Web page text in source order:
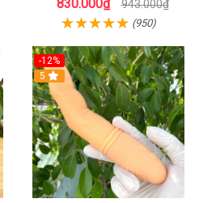
830.000₫ 943.000₫
(950)
-12%
5